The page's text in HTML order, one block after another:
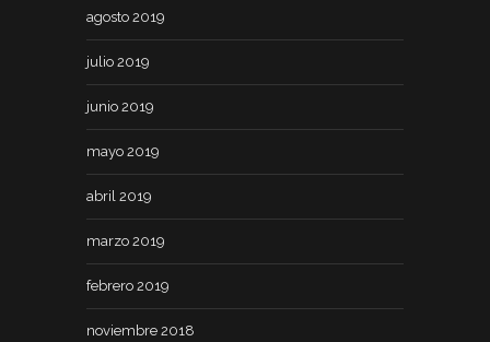
agosto 2019
julio 2019
junio 2019
mayo 2019
abril 2019
marzo 2019
febrero 2019
noviembre 2018